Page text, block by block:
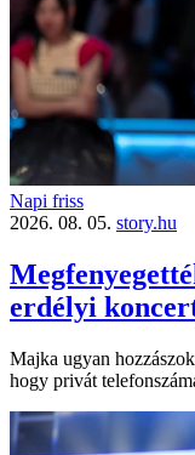
Napi friss
2026. 08. 05. story.hu
erdélyi
Majka ugyan
hogy privát